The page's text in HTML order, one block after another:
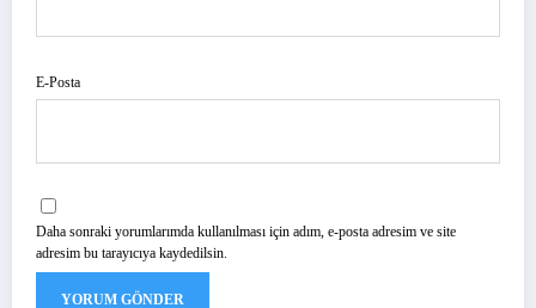
E-Posta
Daha sonraki yorumlarımda kullanılması için adım, e-posta adresim ve site
adresim bu tarayıcıya kaydedilsin.